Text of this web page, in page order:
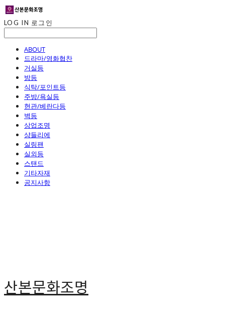
LOG IN 로그인
ABOUT
드라마/영화협찬
거실등
방등
식탁/포인트등
주방/욕실등
현관/베란다등
벽등
상업조명
샹들리에
실링팬
실외등
스탠드
기타자재
공지사항
산본문화조명